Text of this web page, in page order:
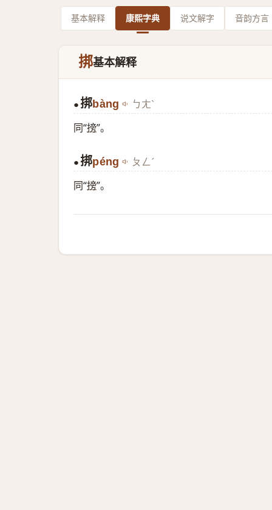
基本解释 康熙字典 说文解字 音韵方言
挷基本解释
● 挷bàng ㄅㄤˋ
同“搒”。
● 挷péng ㄆㄥˊ
同“搒”。